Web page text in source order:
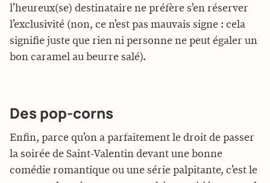
l’heureux(se) destinataire ne préfère s’en réserver
l’exclusivité (non, ce n’est pas mauvais signe : cela
signifie juste que rien ni personne ne peut égaler un
bon caramel au beurre salé).
Des pop-corns
Enfin, parce qu’on a parfaitement le droit de passer
la soirée de Saint-Valentin devant une bonne
comédie romantique ou une série palpitante, c’est le